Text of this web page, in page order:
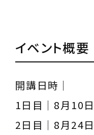
イベント概要
開講日時｜
1日目｜8月10
2日目｜8月24